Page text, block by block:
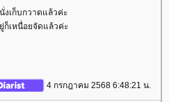
งเก็บกวาดแล้วค่ะ
ก็เหนื่อยจัดแล้วค่ะ
4 กรกฎาคม 2568 6:48:21 น.